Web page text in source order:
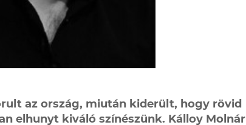
az ország, miután kiderült, hogy rövid
elhunyt kiváló színészünk. Kálloy Molnár